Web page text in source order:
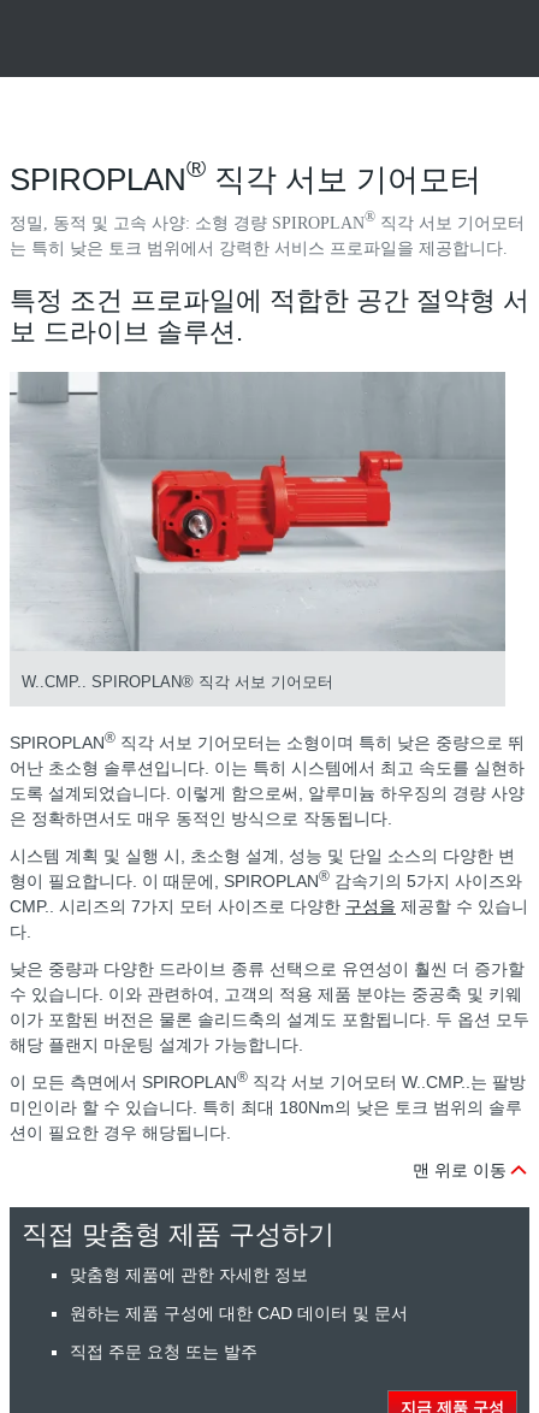
SPIROPLAN® 직각 서보 기어모터
정밀, 동적 및 고속 사양: 소형 경량 SPIROPLAN® 직각 서보 기어모터
는 특히 낮은 토크 범위에서 강력한 서비스 프로파일을 제공합니다.
특정 조건 프로파일에 적합한 공간 절약형 서
보 드라이브 솔루션.
W..CMP.. SPIROPLAN® 직각 서보 기어모터
SPIROPLAN® 직각 서보 기어모터는 소형이며 특히 낮은 중량으로 뛰
어난 초소형 솔루션입니다. 이는 특히 시스템에서 최고 속도를 실현하
도록 설계되었습니다. 이렇게 함으로써, 알루미늄 하우징의 경량 사양
은 정확하면서도 매우 동적인 방식으로 작동됩니다.
시스템 계획 및 실행 시, 초소형 설계, 성능 및 단일 소스의 다양한 변
형이 필요합니다. 이 때문에, SPIROPLAN® 감속기의 5가지 사이즈와
CMP.. 시리즈의 7가지 모터 사이즈로 다양한 구성을 제공할 수 있습니
다.
낮은 중량과 다양한 드라이브 종류 선택으로 유연성이 훨씬 더 증가할
수 있습니다. 이와 관련하여, 고객의 적용 제품 분야는 중공축 및 키웨
이가 포함된 버전은 물론 솔리드축의 설계도 포함됩니다. 두 옵션 모두
해당 플랜지 마운팅 설계가 가능합니다.
이 모든 측면에서 SPIROPLAN® 직각 서보 기어모터 W..CMP..는 팔방
미인이라 할 수 있습니다. 특히 최대 180Nm의 낮은 토크 범위의 솔루
션이 필요한 경우 해당됩니다.
맨 위로 이동
직접 맞춤형 제품 구성하기
맞춤형 제품에 관한 자세한 정보
원하는 제품 구성에 대한 CAD 데이터 및 문서
직접 주문 요청 또는 발주
지금 제품 구성